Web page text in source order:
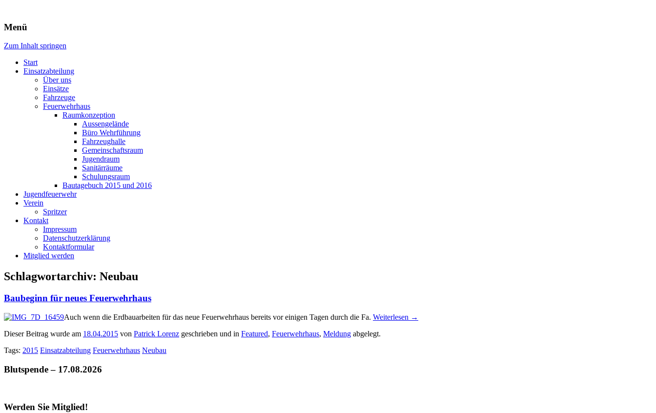
Freiwillige Feuerwehr Rodheim v.d.H.
Menü
Zum Inhalt springen
Start
Einsatzabteilung
Über uns
Einsätze
Fahrzeuge
Feuerwehrhaus
Raumkonzeption
Aussengelände
Büro Wehrführung
Fahrzeughalle
Gemeinschaftsraum
Jugendraum
Sanitärräume
Schulungsraum
Bautagebuch 2015 und 2016
Jugendfeuerwehr
Verein
Spritzer
Kontakt
Impressum
Datenschutzerklärung
Kontaktformular
Mitglied werden
Schlagwortarchiv: Neubau
Baubeginn für neues Feuerwehrhaus
Auch wenn die Erdbauarbeiten für das neue Feuerwehrhaus bereits vor einigen Tagen durch die Fa. Weiterlesen →
Dieser Beitrag wurde am 18.04.2015 von Patrick Lorenz geschrieben und in Featured, Feuerwehrhaus, Meldung abgelegt.
Tags: 2015 Einsatzabteilung Feuerwehrhaus Neubau
Blutspende – 17.08.2026
Werden Sie Mitglied!